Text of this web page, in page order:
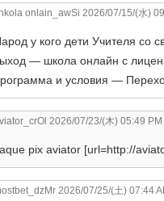
onlain_awSi 2026/07/15/(水)
у кого дети Учителя со
— школа онлайн с
и условия —
2026/07/23/(木) 05:49 PM
pix aviator [url=http://
2026/07/25/(土) 07:44